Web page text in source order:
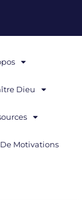
Dieu
Motivations